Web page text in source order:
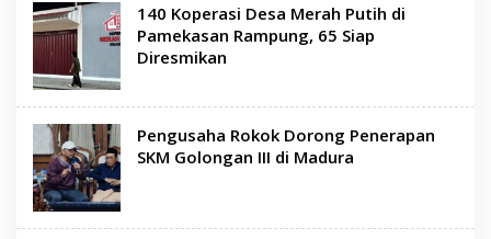
140 Koperasi Desa Merah Putih di
Pamekasan Rampung, 65 Siap
Diresmikan
Pengusaha Rokok Dorong Penerapan
SKM Golongan III di Madura